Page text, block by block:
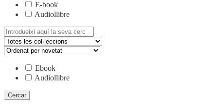
E-book
Audiollibre
Cerca:
Ebook
Audiollibre